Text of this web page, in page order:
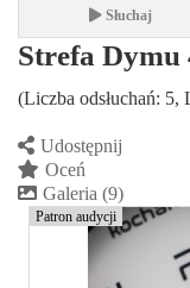
Słuchaj
Strefa Dymu
(Liczba odsłuchań:
Udostępnij
Oceń
Galeria (9)
Patron audycji